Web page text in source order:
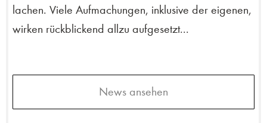
lachen. Viele Aufmachungen, inklusive der eigenen,
wirken rückblickend allzu aufgesetzt...
News ansehen